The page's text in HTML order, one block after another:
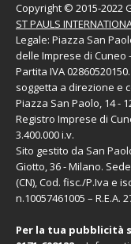
Copyright © 2015-2022
ST PAULS
Legale: Piazza San
delle Imprese di Cuneo
Partita IVA
soggetta a direzione e
Piazza San Paolo, 14 -
Registro Imprese di
3.400.000 i.v.
Sito gestito da San
Giotto, 36 - Milano.
(CN), Cod. fisc./P.Iva e
n.10057461005 – R.E.A.
Per la tua pubblicità